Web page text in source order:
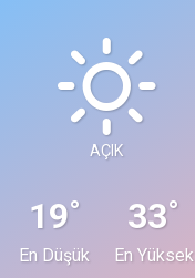
AÇIK
19°
En Düşük
33°
En Yüksek